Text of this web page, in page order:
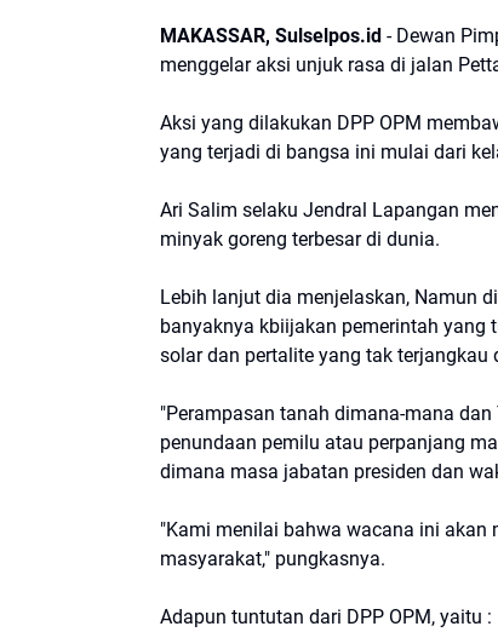
MAKASSAR, Sulselpos.id - Dewan
menggelar aksi unjuk rasa di jalan
Aksi yang dilakukan DPP OPM
yang terjadi di bangsa ini mulai dari
Ari Salim selaku Jendral Lapangan
minyak goreng terbesar di dunia.
Lebih lanjut dia menjelaskan, Namun
banyaknya kbiijakan pemerintah yang
solar dan pertalite yang tak terjangkau
"Perampasan tanah dimana-mana
penundaan pemilu atau perpanjang
dimana masa jabatan presiden dan
"Kami menilai bahwa wacana ini
masyarakat," pungkasnya.
Adapun tuntutan dari DPP OPM, yaitu :